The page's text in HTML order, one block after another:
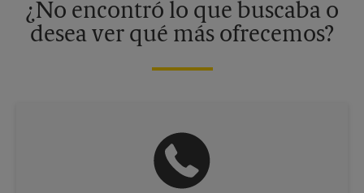
¿No encontró lo que buscaba o
desea ver qué más ofrecemos?